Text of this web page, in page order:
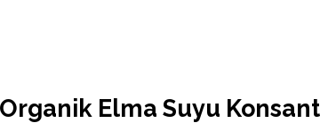
Elma Suyu